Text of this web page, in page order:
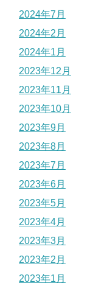
2024年7月
2024年2月
2024年1月
2023年12月
2023年11月
2023年10月
2023年9月
2023年8月
2023年7月
2023年6月
2023年5月
2023年4月
2023年3月
2023年2月
2023年1月